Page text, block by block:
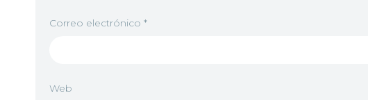
Correo electrónico *
Web